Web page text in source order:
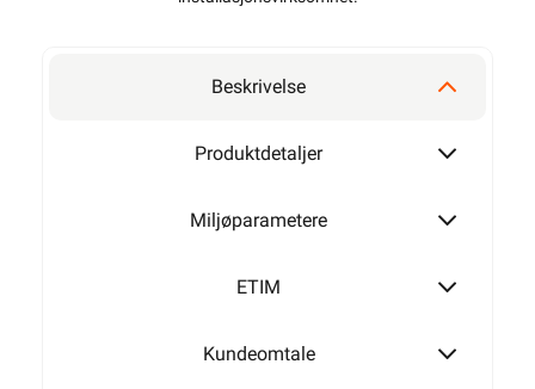
Beskrivelse
Produktdetaljer
Miljøparametere
ETIM
Kundeomtale